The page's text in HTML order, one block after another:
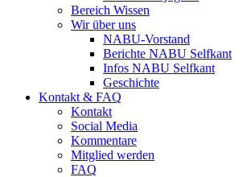
Bereich Wissen
Wir über uns
NABU-Vorstand
Berichte NABU Selfkant
Infos NABU Selfkant
Geschichte
Kontakt & FAQ
Kontakt
Social Media
Kommentare
Mitglied werden
FAQ